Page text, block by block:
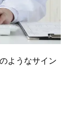
ようなサイン